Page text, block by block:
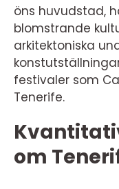
öns huvudstad,
blomstrande
arkitektoniska
festivaler som
Tenerife.
om